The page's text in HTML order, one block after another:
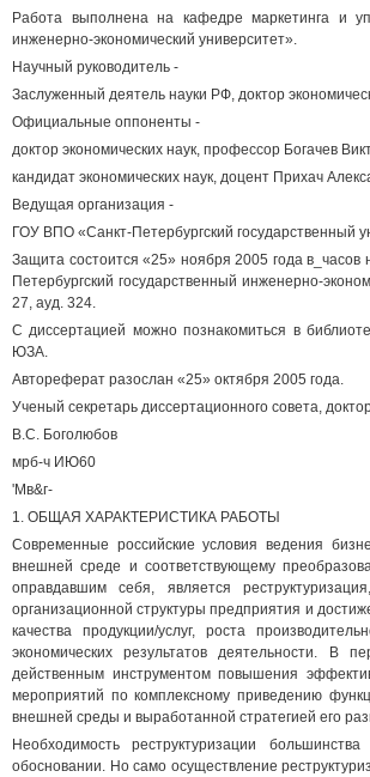
Работа выполнена на кафедре маркетинга и
инженерно-экономический университет».
Научный руководитель -
Заслуженный деятель науки РФ, доктор
Официальные оппоненты -
доктор экономических наук, профессор Богачев
кандидат экономических наук, доцент Прихач
Ведущая организация -
ГОУ ВПО «Санкт-Петербургский государственный
Защита состоится «25» ноября 2005 года
Петербургский государственный инженерно-
27, ауд. 324.
С диссертацией можно познакомиться в
ЮЗА.
Автореферат разослан «25» октября 2005 года.
Ученый секретарь диссертационного совета,
В.С. Боголюбов
мрб-ч ИЮ60
'Мв&г-
1. ОБЩАЯ ХАРАКТЕРИСТИКА РАБОТЫ
Современные российские условия ведения
внешней среде и соответствующему
оправдавшим себя, является
организационной структуры предприятия и
качества продукции/услуг, роста
экономических результатов деятельности. В
действенным инструментом повышения
мероприятий по комплексному приведению
внешней среды и выработанной стратегией его
Необходимость реструктуризации
обосновании. Но само осуществление